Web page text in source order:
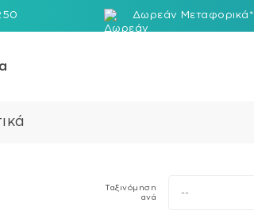
Δωρεάν Mεταφορικά*
Ταξινόμηση
ανά
--